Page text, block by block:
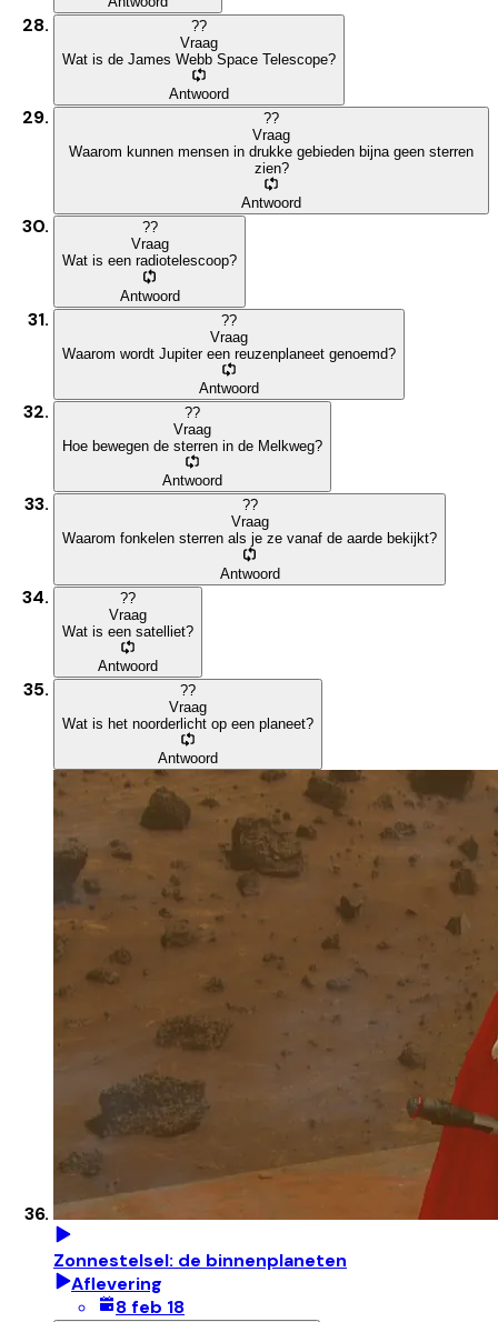
??
Vraag
Wat is de James Webb Space Telescope?
Antwoord
??
Vraag
Waarom kunnen mensen in drukke gebieden bijna geen sterren
zien?
Antwoord
??
Vraag
Wat is een radiotelescoop?
Antwoord
??
Vraag
Waarom wordt Jupiter een reuzenplaneet genoemd?
Antwoord
??
Vraag
Hoe bewegen de sterren in de Melkweg?
Antwoord
??
Vraag
Waarom fonkelen sterren als je ze vanaf de aarde bekijkt?
Antwoord
??
Vraag
Wat is een satelliet?
Antwoord
??
Vraag
Wat is het noorderlicht op een planeet?
Antwoord
Zonnestelsel: de binnenplaneten
Aflevering
8 feb 18